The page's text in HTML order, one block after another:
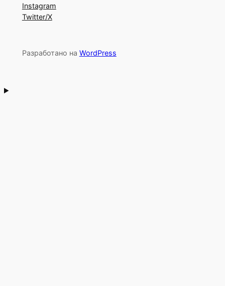
Instagram
Twitter/X
Разработано на WordPress